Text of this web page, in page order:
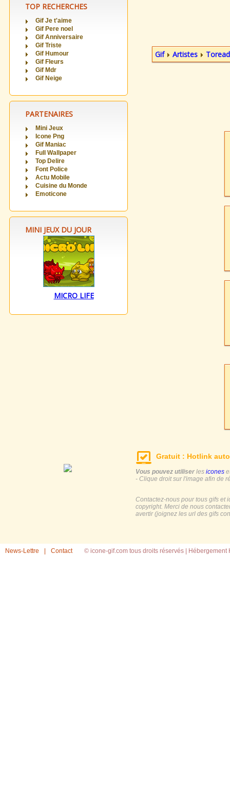
TOP RECHERCHES
Gif Je t'aime
Gif Pere noel
Gif Anniversaire
Gif Triste
Gif Humour
Gif Fleurs
Gif Mdr
Gif Neige
PARTENAIRES
Mini Jeux
Icone Png
Gif Maniac
Full Wallpaper
Top Delire
Font Police
Actu Mobile
Cuisine du Monde
Emoticone
MINI JEUX DU JOUR
MICRO LIFE
Gif Artistes
Gratuit : Hotlink
Vous pouvez utiliser les icones
- Clique droit sur l'image afin de
Contactez-nous pour tous gifs et
copyright. Merci de nous
avertir (joignez les url des gifs
News-Lettre Contact © icone-gif.com tous droits réservés | Hébergement